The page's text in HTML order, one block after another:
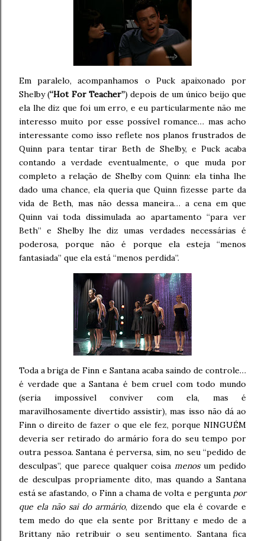
Em paralelo, acompanhamos o Puck apaixonado por
Shelby (“Hot For Teacher”) depois de um único beijo que
ela lhe diz que foi um erro, e eu particularmente não me
interesso muito por esse possível romance… mas acho
interessante como isso reflete nos planos frustrados de
Quinn para tentar tirar Beth de Shelby, e Puck acaba
contando a verdade eventualmente, o que muda por
completo a relação de Shelby com Quinn: ela tinha lhe
dado uma chance, ela queria que Quinn fizesse parte da
vida de Beth, mas não dessa maneira… a cena em que
Quinn vai toda dissimulada ao apartamento “para ver
Beth” e Shelby lhe diz umas verdades necessárias é
poderosa, porque não é porque ela esteja “menos
fantasiada” que ela está “menos perdida”.
Toda a briga de Finn e Santana acaba saindo de controle…
é verdade que a Santana é bem cruel com todo mundo
(seria impossível conviver com ela, mas é
maravilhosamente divertido assistir), mas isso não dá ao
Finn o direito de fazer o que ele fez, porque NINGUÉM
deveria ser retirado do armário fora do seu tempo por
outra pessoa. Santana é perversa, sim, no seu “pedido de
desculpas”, que parece qualquer coisamenosum pedido
de desculpas propriamente dito, mas quando a Santana
está se afastando, o Finn a chama de volta e pergunta por
que ela não sai do armário, dizendo que ela é covarde e
tem medo do que ela sente por Brittany e medo de a
Brittany não retribuir o seu sentimento. Santana fica